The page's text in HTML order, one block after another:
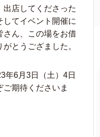
出店してくださった
てイベント開催に
さん、この場をお借
とうござました。
年6月3日（土）4日
ご期待くださいま